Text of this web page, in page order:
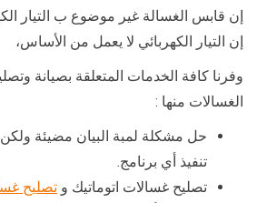
إن قابس الغسالة غير موضوع ب التيار
إن التيار الكهربائي لا يعمل من الأساس،
وفرنا كافة الخدمات المتعلقة بصيانة
الغسالات منها :
حل مشكلة لمبة البيان مضيئة ولكن
تنفيذ أي برنامج.
تصليح غسالات اتوماتيك و تصليح